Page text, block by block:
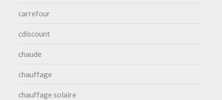
carrefour
cdiscount
chaude
chauffage
chauffage solaire